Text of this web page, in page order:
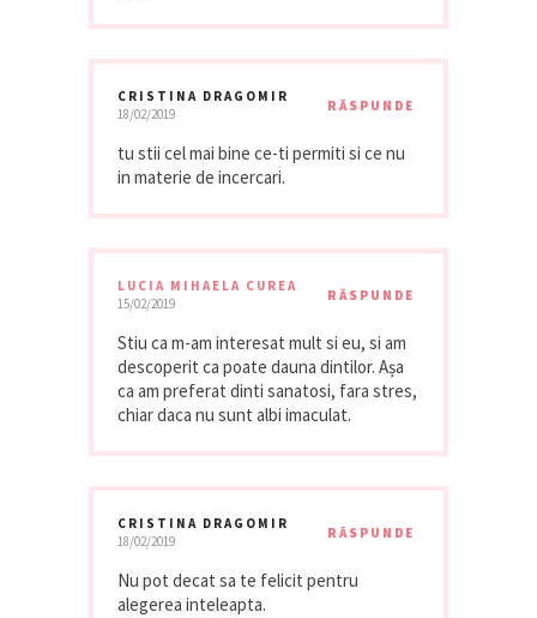
CRISTINA DRAGOMIR
18/02/2019
RĂSPUNDE
tu stii cel mai bine ce-ti permiti si ce nu
in materie de incercari.
LUCIA MIHAELA CUREA
15/02/2019
RĂSPUNDE
Stiu ca m-am interesat mult si eu, si am
descoperit ca poate dauna dintilor. Așa
ca am preferat dinti sanatosi, fara stres,
chiar daca nu sunt albi imaculat.
CRISTINA DRAGOMIR
18/02/2019
RĂSPUNDE
Nu pot decat sa te felicit pentru
alegerea inteleapta.